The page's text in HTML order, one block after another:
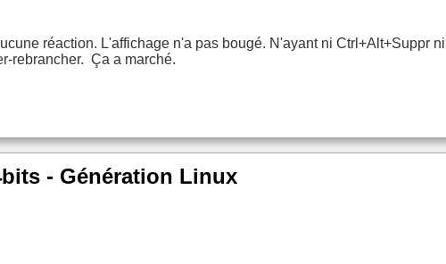
réaction. L'affichage n'a pas bougé. N'ayant ni Ctrl+Alt+Suppr ni
rebrancher. Ça a marché.
- Génération Linux